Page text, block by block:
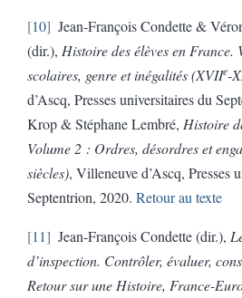
10
Jean-François Condette &
(dir.), Histoire des élèves en
scolaires, genre et inégalités (XVIIe-
d’Ascq, Presses universitaires du
Krop & Stéphane Lembré, Histoire
Volume 2 : Ordres, désordres et
siècles), Villeneuve d’Ascq, Presses
Septentrion, 2020. Retour au texte
11 Jean-François Condette (dir.),
d’inspection. Contrôler, évaluer,
Retour sur une Histoire, France-